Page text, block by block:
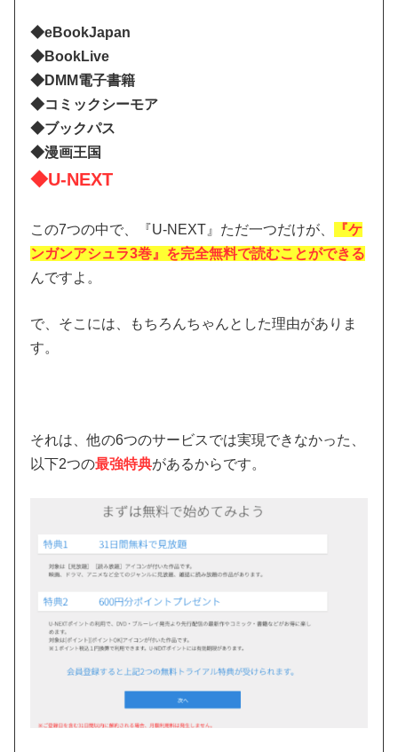
◆eBookJapan
◆BookLive
◆DMM電子書籍
◆コミックシーモア
◆ブックパス
◆漫画王国
◆U-NEXT
この7つの中で、『U-NEXT』ただ一つだけが、
『ケ
ンガンアシュラ3巻』を完全無料で読むことができる
んですよ。
で、そこには、もちろんちゃんとした理由がありま
す。
それは、他の6つのサービスでは実現できなかった、
以下2つの最強特典があるからです。